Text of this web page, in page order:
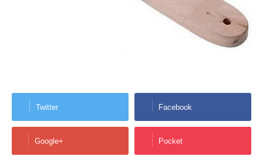
Twitter Facebook
Google+ Pocket